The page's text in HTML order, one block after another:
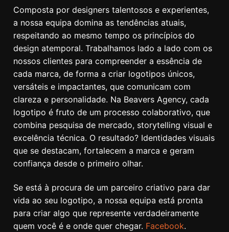
Composta por designers talentosos e experientes,
a nossa equipa domina as tendências atuais,
respeitando ao mesmo tempo os princípios do
design atemporal. Trabalhamos lado a lado com os
nossos clientes para compreender a essência de
cada marca, de forma a criar logotipos únicos,
versáteis e impactantes, que comunicam com
clareza e personalidade. Na Beavers Agency, cada
logotipo é fruto de um processo colaborativo, que
combina pesquisa de mercado, storytelling visual e
excelência técnica. O resultado? Identidades visuais
que se destacam, fortalecem a marca e geram
confiança desde o primeiro olhar.
Se está à procura de um parceiro criativo para dar
vida ao seu logotipo, a nossa equipa está pronta
para criar algo que represente verdadeiramente
quem você é e onde quer chegar. Facebook.